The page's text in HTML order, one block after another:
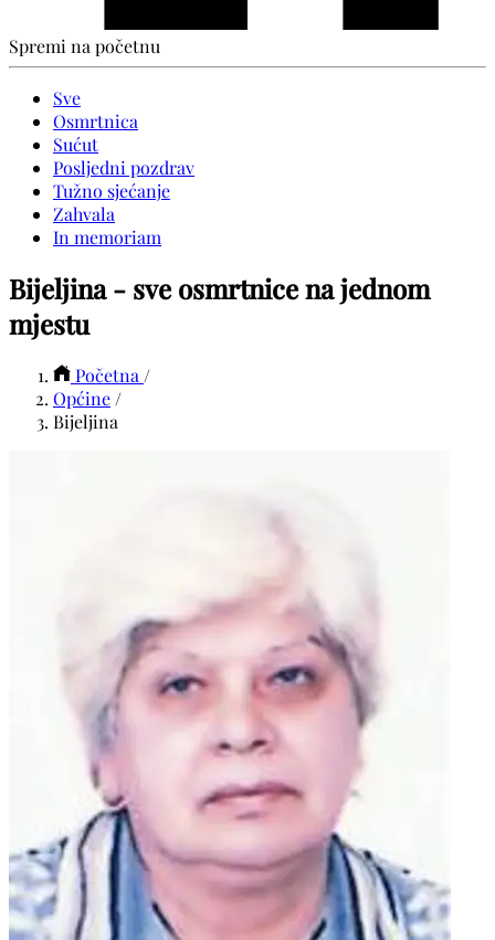
Spremi na početnu
Sve
Osmrtnica
Sućut
Posljedni pozdrav
Tužno sjećanje
Zahvala
In memoriam
Bijeljina - sve osmrtnice na jednom
mjestu
Početna /
Općine /
Bijeljina